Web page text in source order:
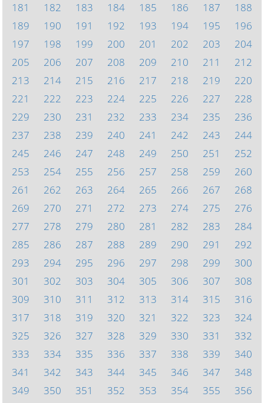
181
182 183 184 185 186 187
188
189
190 191 192 193 194 195
196
197
198 199 200 201 202 203
204
205
206 207 208 209 210 211
212
213
214 215 216 217 218 219
220
221
222 223 224 225 226 227
228
229
230 231 232 233 234 235
236
237
238 239 240 241 242 243
244
245
246 247 248 249 250 251
252
253
254 255 256 257 258 259
260
261
262 263 264 265 266 267
268
269
270 271 272 273 274 275
276
277
278 279 280 281 282 283
284
285
286 287 288 289 290 291
292
293
294 295 296 297 298 299
300
301
302 303 304 305 306 307
308
309
310 311 312 313 314 315
316
317
318 319 320 321 322 323
324
325
326 327 328 329 330 331
332
333
334 335 336 337 338 339
340
341
342 343 344 345 346 347
348
349
350 351 352 353 354 355
356